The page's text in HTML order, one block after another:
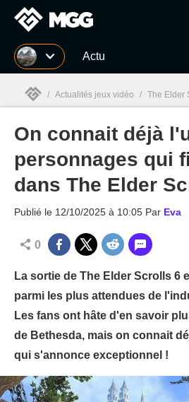
MGG Actu
MGG
/ Actualités jeux vidéo / The Elder
On connait déjà
personnages qui
dans The Elder
Publié le 12/10/2025 à 10:05 Par Eva
0
La sortie de The Elder Scrolls 6
parmi les plus attendues de
Les fans ont hâte d'en savoir
de Bethesda, mais on connait
qui s'annonce exceptionnel !